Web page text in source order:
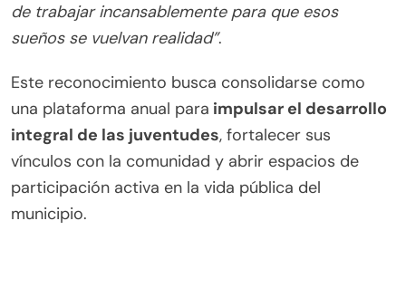
de trabajar incansablemente para que esos
sueños se vuelvan realidad”.
Este reconocimiento busca consolidarse como
una plataforma anual para impulsar el desarrollo
integral de las juventudes, fortalecer sus
vínculos con la comunidad y abrir espacios de
participación activa en la vida pública del
municipio.